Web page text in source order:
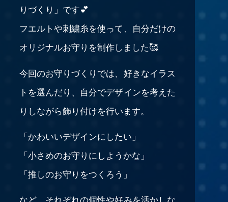
りづくり」です💕
フエルトや刺繍糸を使って、自分だけの
オリジナルお守りを制作しました🥰
今回のお守りづくりでは、好きなイラス
トを選んだり、自分でデザインを考えた
りしながら飾り付けを行います。
「かわいいデザインにしたい」
「小さめのお守りにしようかな」
「推しのお守りをつくろう」
など、それぞれの個性や好みを活かしな